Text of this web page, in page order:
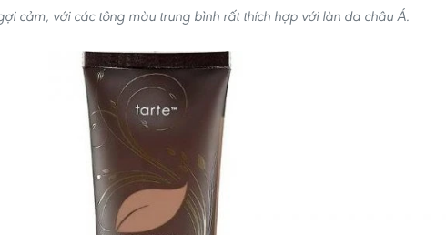
cảm, với các tông màu trung bình rất thích hợp với làn da châu Á.